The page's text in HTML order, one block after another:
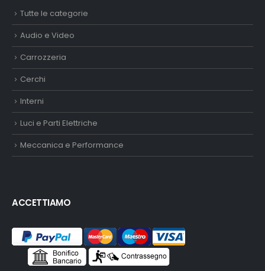
Tutte le categorie
Audio e Video
Carrozzeria
Cerchi
Interni
Luci e Parti Elettriche
Meccanica e Performance
ACCETTIAMO